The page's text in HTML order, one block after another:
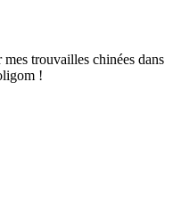
mes trouvailles chinées dans
!